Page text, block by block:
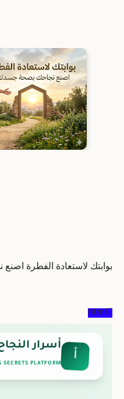
بوابتك لاستعادة الفطرة
أ
أسرار
SECRETS PLATFORM